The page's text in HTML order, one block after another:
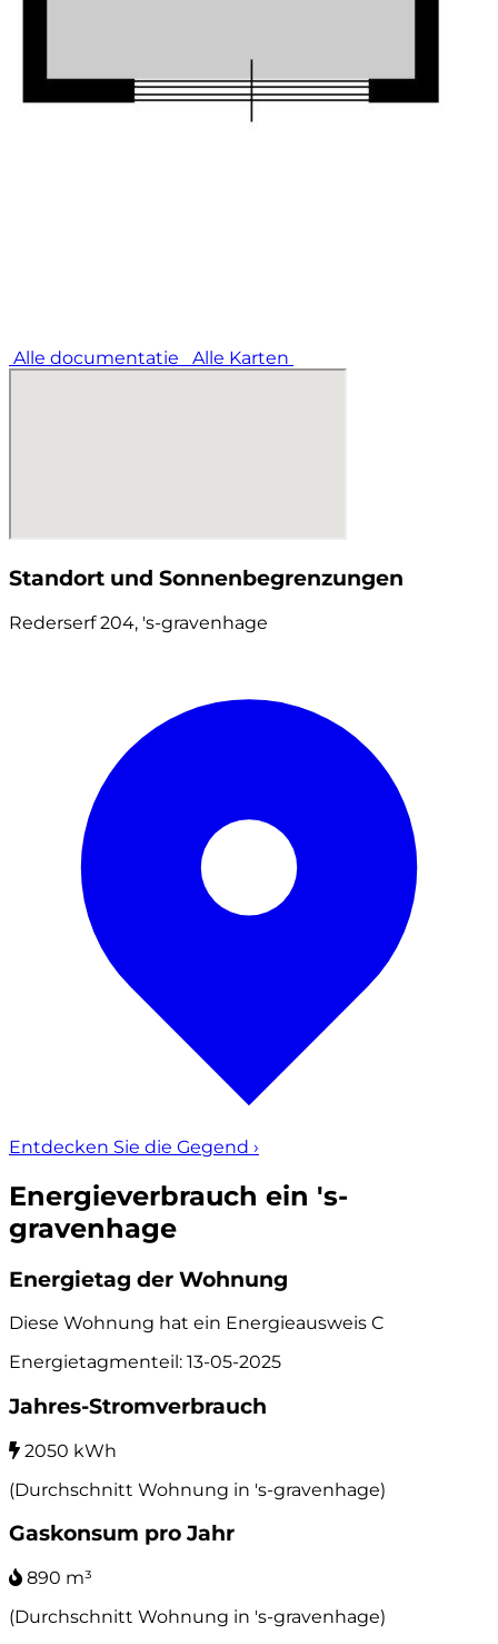
Alle documentatie Alle Karten
Standort und Sonnenbegrenzungen
Rederserf 204, 's-gravenhage
Entdecken Sie die Gegend ›
Energieverbrauch ein 's-
gravenhage
Energietag der Wohnung
Diese Wohnung hat ein Energieausweis C
Energietagmenteil: 13-05-2025
Jahres-Stromverbrauch
2050 kWh
(Durchschnitt Wohnung in 's-gravenhage)
Gaskonsum pro Jahr
890 m³
(Durchschnitt Wohnung in 's-gravenhage)